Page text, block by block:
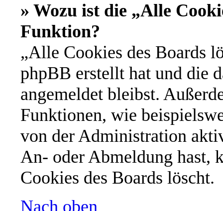
» Wozu ist die „Alle
Funktion?
„Alle Cookies des Boards
phpBB erstellt hat und die
angemeldet bleibst.
Funktionen, wie
von der Administration
An- oder Abmeldung hast,
Cookies des Boards löscht.
Nach oben